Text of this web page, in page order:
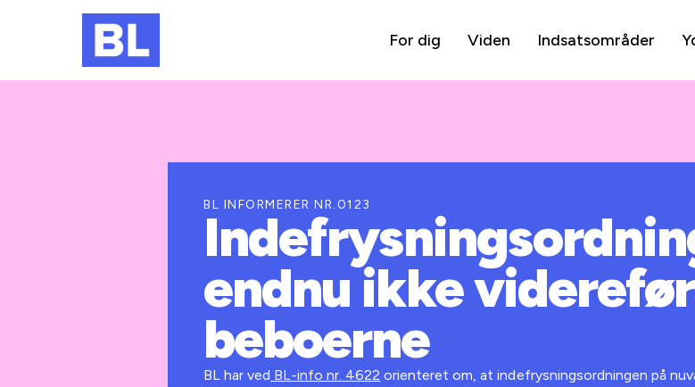
For dig Viden Indsatsområder
BL INFORMERER NR.0123
endnu ikke
beboerne
BL har ved BL-info nr. 4622 orienteret om, at indefrysningsordningen på